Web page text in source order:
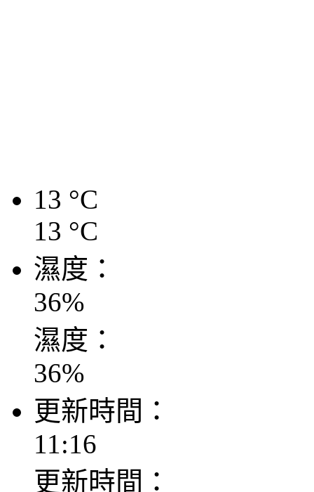
13 °C
13 °C
濕度：
36%
濕度：
36%
更新時間：
11:16
更新時間：